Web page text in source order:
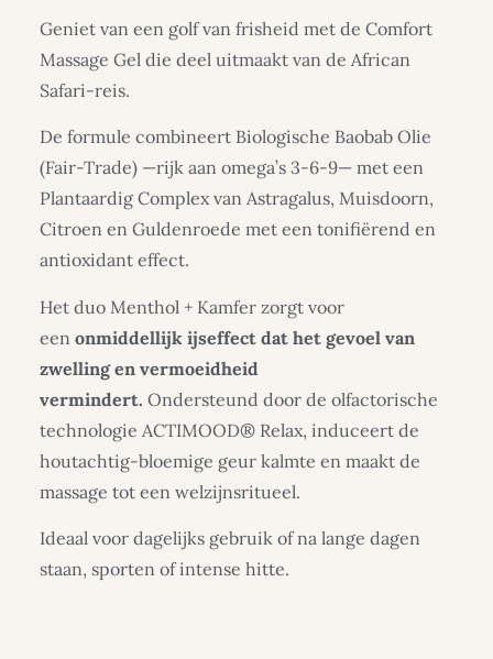
Geniet van een golf van frisheid met de Comfort
Massage Gel die deel uitmaakt van de African
Safari-reis.
De formule combineert Biologische Baobab Olie
(Fair-Trade) —rijk aan omega’s 3-6-9— met een
Plantaardig Complex van Astragalus, Muisdoorn,
Citroen en Guldenroede met een tonifiërend en
antioxidant effect.
Het duo Menthol + Kamfer zorgt voor
een onmiddellijk ijseffect dat het gevoel van
zwelling en vermoeidheid
vermindert. Ondersteund door de olfactorische
technologie ACTIMOOD® Relax, induceert de
houtachtig-bloemige geur kalmte en maakt de
massage tot een welzijnsritueel.
Ideaal voor dagelijks gebruik of na lange dagen
staan, sporten of intense hitte.